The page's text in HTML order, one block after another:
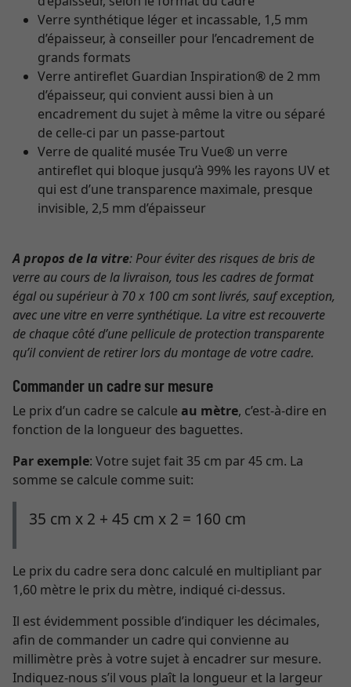
Verre synthétique léger et incassable, 1,5 mm
d’épaisseur, à conseiller pour l’encadrement de
grands formats
Verre antireflet Guardian Inspiration® de 2 mm
d’épaisseur, qui convient aussi bien à un
encadrement du sujet à même la vitre ou séparé
de celle-ci par un passe-partout
Verre de qualité musée Tru Vue® un verre
antireflet qui bloque jusqu’à 99% les rayons UV et
qui est d’une transparence maximale, presque
invisible, 2,5 mm d’épaisseur
A propos de la vitre: Pour éviter des risques de bris de
verre au cours de la livraison, tous les cadres de format
égal ou supérieur à 70 x 100 cm sont livrés, sauf exception,
avec une vitre en verre synthétique. La vitre est recouverte
de chaque côté d’une pellicule de protection transparente
qu’il convient de retirer lors du montage de votre cadre.
Commander un cadre sur mesure
Le prix d’un cadre se calcule au mètre, c’est-à-dire en
fonction de la longueur des baguettes.
Par exemple: Votre sujet fait 35 cm par 45 cm. La
somme se calcule comme suit:
35 cm x 2 + 45 cm x 2 = 160 cm
Le prix du cadre sera donc calculé en multipliant par
1,60 mètre le prix du mètre, indiqué ci-dessus.
Il est évidemment possible d’indiquer les décimales,
afin de commander un cadre qui convienne au
millimètre près à votre sujet à encadrer sur mesure.
Indiquez-nous s’il vous plaît la longueur et la largeur